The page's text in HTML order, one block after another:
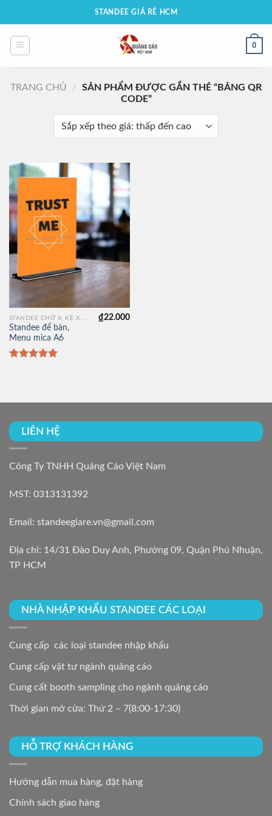
nội
dung
STANDEE GIÁ RẺ HCM
0
TRANG CHỦ /
SẢN PHẨM ĐƯỢC GẮN THẺ “BẢNG QR
CODE”
Standee để bàn,
Menu mica A6
₫22.000
LIÊN HỆ
Công Ty TNHH Quảng Cáo Việt Nam
MST: 0313131392
Email: standeegiare.vn@gmail.com
Địa chỉ: 14/31 Đào Duy Anh, Phường 09, Quận Phú Nhuận,
TP HCM
NHÀ NHẬP KHẨU STANDEE CÁC LOẠI
Cung cấp các loại standee nhập khẩu
Cung cấp vật tư ngành quảng cáo
Cung cất booth sampling cho ngành quảng cáo
Thời gian mở cửa: Thứ 2 – 7(8:00-17:30)
HỖ TRỢ KHÁCH HÀNG
Hướng dẫn mua hàng, đặt hàng
Chính sách giao hàng